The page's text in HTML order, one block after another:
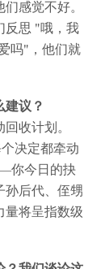
感觉不好。
反思 "哦，我
吗"，他们就
建议？
收计划。
决定都牵动
你今日的抉
孙后代、侄甥
量将呈指数级